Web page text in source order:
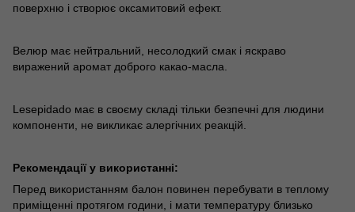
поверхню і створює оксамитовий ефект.
Велюр має нейтральний, несолодкий смак і яскраво
виражений аромат доброго какао-масла.
Lesepidado має в своєму складі тільки безпечні для людини
компоненти, не викликає алергічних реакцій.
Рекомендації у використанні:
Перед використанням балон повинен перебувати в теплому
приміщенні протягом години, і мати температуру близько